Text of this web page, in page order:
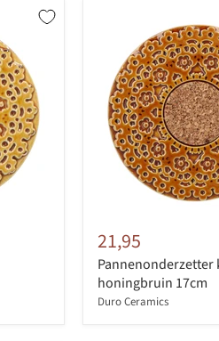
21,95
Pannenonderzetter
honingbruin 17cm
Duro Ceramics